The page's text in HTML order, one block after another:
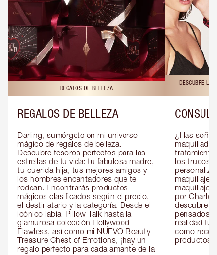
REGALOS DE BELLEZA
REGALOS DE BELLEZA
Darling, sumérgete en mi universo
mágico de regalos de belleza.
Descubre tesoros perfectos para las
estrellas de tu vida: tu fabulosa madre,
tu querida hija, tus mejores amigos y
los hombres encantadores que te
rodean. Encontrarás productos
mágicos clasificados según el precio,
el destinatario y la categoría. Desde el
icónico labial Pillow Talk hasta la
glamurosa colección Hollywood
Flawless, así como mi NUEVO Beauty
Treasure Chest of Emotions, ¡hay un
regalo perfecto para cada amante de la
DESCUBRE
¿Has
los
maquillaje
maquillaje
por
descubre
pensados
realidad
como
productos